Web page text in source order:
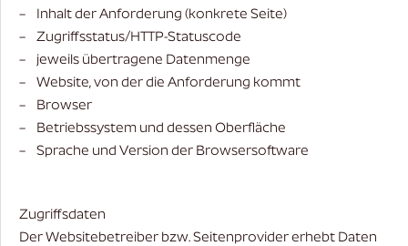
– Inhalt der Anforderung (konkrete Seite)
– Zugriffsstatus/HTTP-Statuscode
– jeweils übertragene Datenmenge
– Website, von der die Anforderung kommt
– Browser
– Betriebssystem und dessen Oberfläche
– Sprache und Version der Browsersoftware
Zugriffsdaten
Der Websitebetreiber bzw. Seitenprovider erhebt Daten